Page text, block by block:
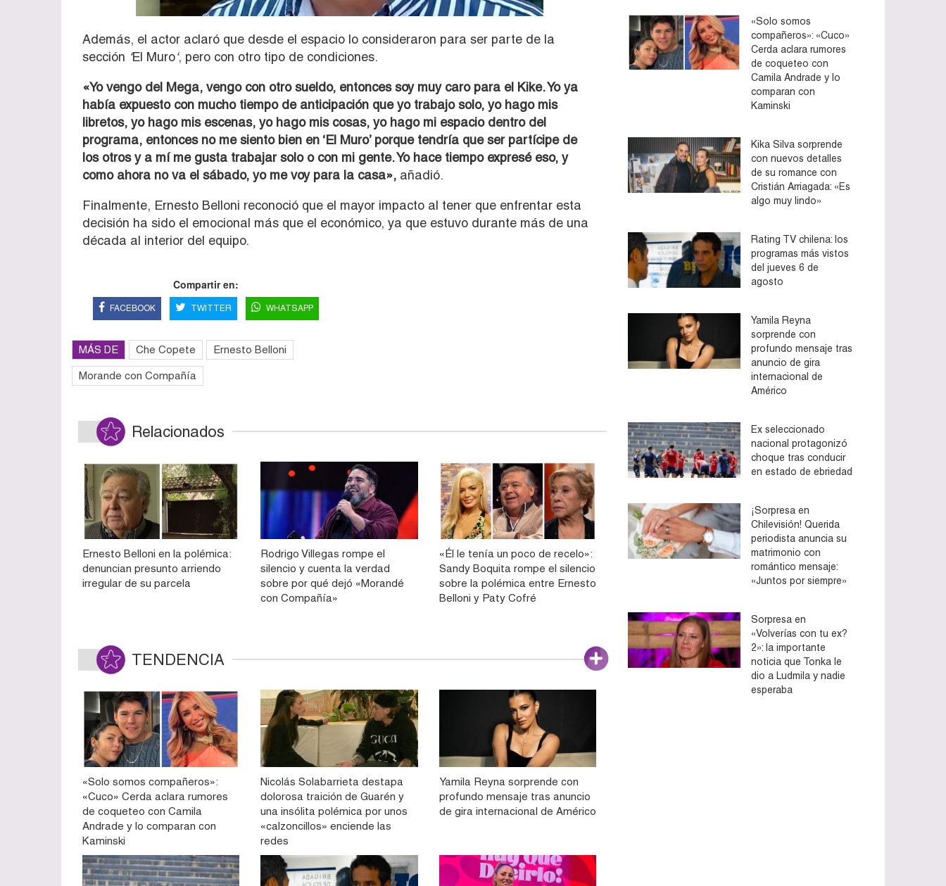
Además, el actor aclaró que desde el espacio lo consideraron para ser parte de la
sección ‘El Muro‘, pero con otro tipo de condiciones.
«Yo vengo del Mega, vengo con otro sueldo, entonces soy muy caro para el Kike. Yo ya
había expuesto con mucho tiempo de anticipación que yo trabajo solo, yo hago mis
libretos, yo hago mis escenas, yo hago mis cosas, yo hago mi espacio dentro del
programa, entonces no me siento bien en ‘El Muro’ porque tendría que ser partícipe de
los otros y a mí me gusta trabajar solo o con mi gente. Yo hace tiempo expresé eso, y
como ahora no va el sábado, yo me voy para la casa», añadió.
Finalmente, Ernesto Belloni reconoció que el mayor impacto al tener que enfrentar esta
decisión ha sido el emocional más que el económico, ya que estuvo durante más de una
década al interior del equipo.
Compartir en:
FACEBOOK TWITTER WHATSAPP
MÁS DE Che Copete Ernesto Belloni
Morande con Compañía
Relacionados
Ernesto Belloni en la polémica:
denuncian presunto arriendo
irregular de su parcela
Rodrigo Villegas rompe el
silencio y cuenta la verdad
sobre por qué dejó «Morandé
con Compañía»
«Él le tenía un poco de recelo»:
Sandy Boquita rompe el silencio
sobre la polémica entre Ernesto
Belloni y Paty Cofré
TENDENCIA
«Solo somos compañeros»:
«Cuco» Cerda aclara rumores
de coqueteo con Camila
Andrade y lo comparan con
Kaminski
Nicolás Solabarrieta destapa
dolorosa traición de Guarén y
una insólita polémica por unos
«calzoncillos» enciende las
redes
Yamila Reyna sorprende con
profundo mensaje tras anuncio
de gira internacional de Américo
«Solo somos
compañeros»: «Cuco»
Cerda aclara rumores
de coqueteo con
Camila Andrade y lo
comparan con
Kaminski
Kika Silva sorprende
con nuevos detalles
de su romance con
Cristián Arriagada: «Es
algo muy lindo»
Rating TV chilena: los
programas más vistos
del jueves 6 de
agosto
Yamila Reyna
sorprende con
profundo mensaje tras
anuncio de gira
internacional de
Américo
Ex seleccionado
nacional protagonizó
choque tras conducir
en estado de ebriedad
¡Sorpresa en
Chilevisión! Querida
periodista anuncia su
matrimonio con
romántico mensaje:
«Juntos por siempre»
Sorpresa en
«Volverías con tu ex?
2»: la importante
noticia que Tonka le
dio a Ludmila y nadie
esperaba